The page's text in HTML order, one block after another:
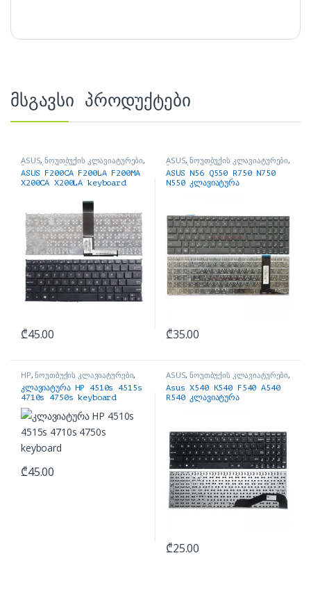
მსგავსი პროდუქტები
ASUS,ნოუთბუქის კლავიატურები,
ნოუთბუქის ნაწილები და
აქსესუარები
ASUS F200CA F200LA F200MA
X200CA X200LA keyboard
₾45.00
ASUS,ნოუთბუქის კლავიატურები,
ნოუთბუქის ნაწილები და
აქსესუარები
ASUS N56 Q550 R750 N750
N550 კლავიატურა
₾35.00
HP,ნოუთბუქის კლავიატურები,
ნოუთბუქის ნაწილები და
აქსესუარები
კლავიატურა HP 4510s 4515s
4710s 4750s keyboard
₾45.00
ASUS,ნოუთბუქის კლავიატურები,
ნოუთბუქის ნაწილები და
აქსესუარები
Asus X540 K540 F540 A540
R540 კლავიატურა
₾25.00